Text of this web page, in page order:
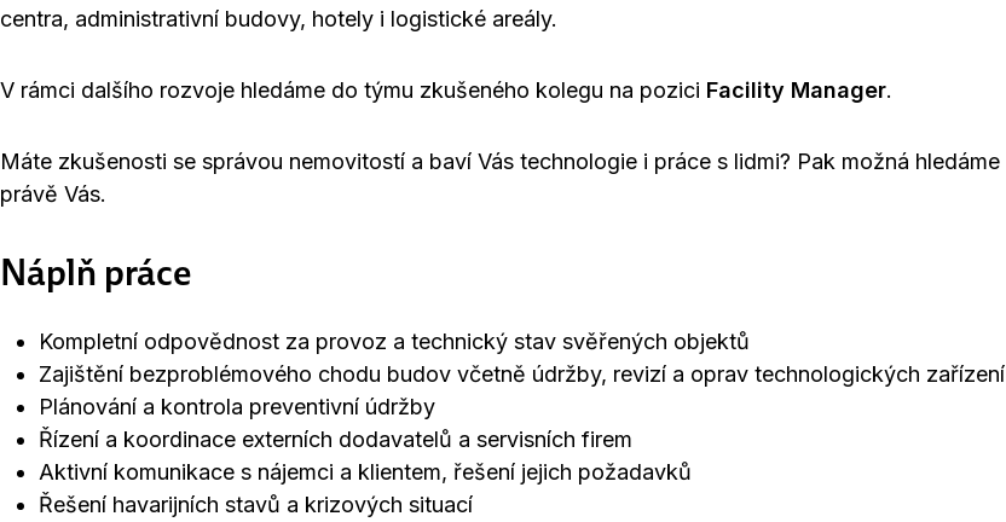
centra, administrativní budovy, hotely i logistické areály.
V rámci dalšího rozvoje hledáme do týmu zkušeného kolegu na pozici Facility Manager.
Máte zkušenosti se správou nemovitostí a baví Vás technologie i práce s lidmi? Pak možná hledáme
právě Vás.
Náplň práce
Kompletní odpovědnost za provoz a technický stav svěřených objektů
Zajištění bezproblémového chodu budov včetně údržby, revizí a oprav technologických zařízení
Plánování a kontrola preventivní údržby
Řízení a koordinace externích dodavatelů a servisních firem
Aktivní komunikace s nájemci a klientem, řešení jejich požadavků
Řešení havarijních stavů a krizových situací